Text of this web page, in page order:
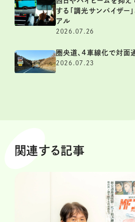
する「調光サンバイザー
アル
2026.07.26
圏央道、4車線化で対面
2026.07.23
関連する記事